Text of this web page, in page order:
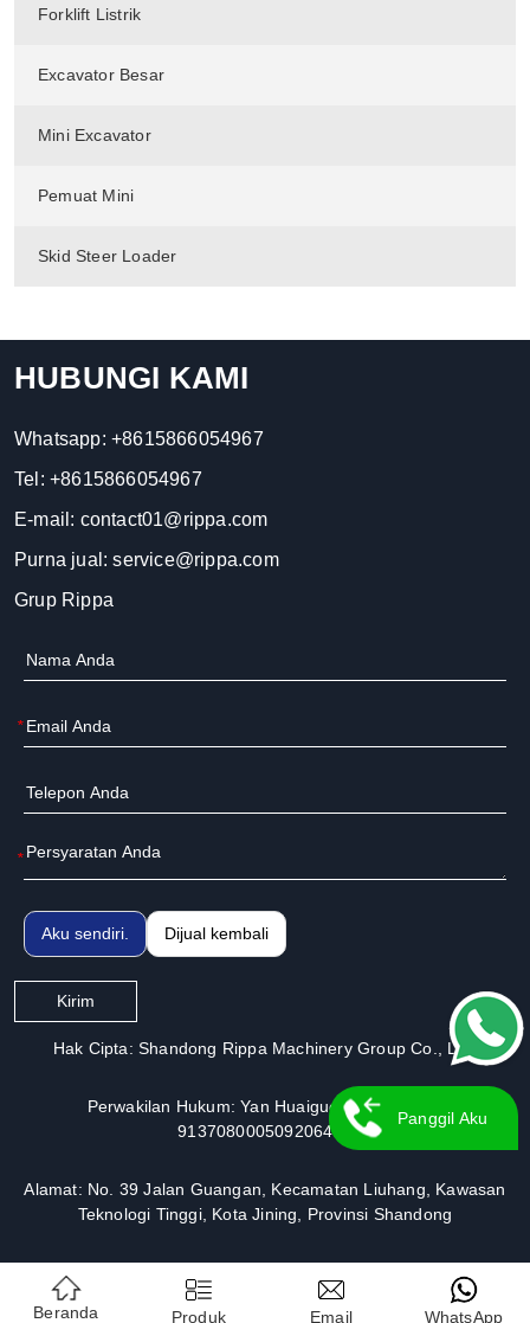
Forklift Listrik
Excavator Besar
Mini Excavator
Pemuat Mini
Skid Steer Loader
HUBUNGI KAMI
Whatsapp: +8615866054967
Tel: +8615866054967
E-mail: contact01@rippa.com
Purna jual:service@rippa.com
Grup Rippa
*
*
Aku sendiri. Dijual kembali
Kirim
Hak Cipta: Shandong Rippa Machinery Group Co., Ltd.
Perwakilan Hukum: Yan Huaiguo | Nomor Izin:
913708000509206491
Alamat: No. 39 Jalan Guangan, Kecamatan Liuhang, Kawasan
Teknologi Tinggi, Kota Jining, Provinsi Shandong
Beranda Produk Email WhatsApp
Panggil Aku
Kembali